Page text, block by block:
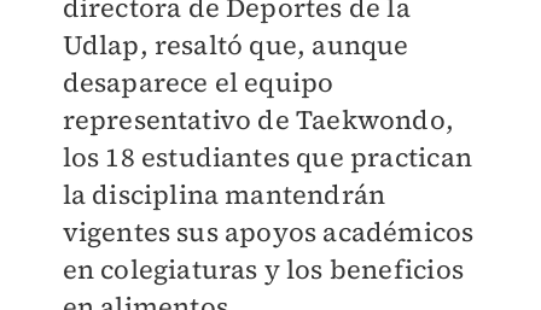
directora de Deportes de la
Udlap, resaltó que, aunque
desaparece el equipo
representativo de Taekwondo,
los 18 estudiantes que practican
la disciplina mantendrán
vigentes sus apoyos académicos
en colegiaturas y los beneficios